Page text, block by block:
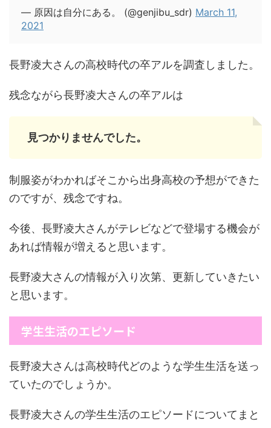
— 原因は自分にある。 (@genjibu_sdr) March 11,
2021
長野凌大さんの高校時代の卒アルを調査しました。
残念ながら長野凌大さんの卒アルは
見つかりませんでした。
制服姿がわかればそこから出身高校の予想ができた
のですが、残念ですね。
今後、長野凌大さんがテレビなどで登場する機会が
あれば情報が増えると思います。
長野凌大さんの情報が入り次第、更新していきたい
と思います。
学生生活のエピソード
長野凌大さんは高校時代どのような学生生活を送っ
ていたのでしょうか。
長野凌大さんの学生生活のエピソードについてまと